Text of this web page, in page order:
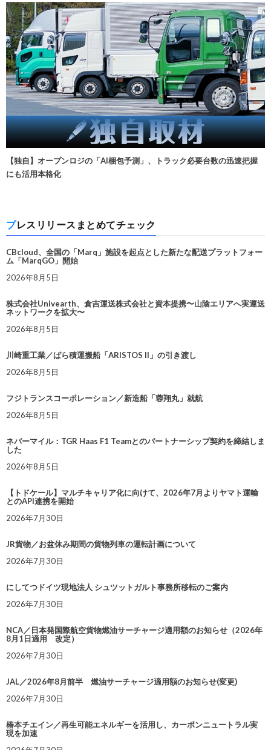
【独自】オープンロジの「AI梱包予測」、トラック必要台数の迅速把握
にも活用本格化
プレスリリースまとめてチェック
CBcloud、全国の「Marq」施設を起点とした新たな配送プラットフォー
ム「MarqGO」開始
2026年8月5日
株式会社Univearth、倉吉運送株式会社と資本提携〜山陰エリアへ実運送
ネットワークを拡大〜
2026年8月5日
川崎重工業／ばら積運搬船「ARISTOS II」の引き渡し
2026年8月5日
フジトランスコーポレーション／新造船「蓉翔丸」就航
2026年8月5日
ネバーマイル：TGR Haas F1 Teamとのパートナーシップ契約を締結しま
した
2026年8月5日
【トドケール】マルチキャリア化に向けて、2026年7月よりヤマト運輸
とのAPI連携を開始
2026年7月30日
JR貨物／お盆休み期間の貨物列車の運転計画について
2026年7月30日
にしてつドイツ現地法人 シュツットガルト事務所移転のご案内
2026年7月30日
NCA／日本発国際航空貨物燃油サーチャージ適用額のお知らせ（2026年
8月1日適用 改定）
2026年7月30日
JAL／2026年8月前半 燃油サーチャージ適用額のお知らせ(変更)
2026年7月30日
椿本チエイン／再生可能エネルギーを活用し、カーボンニュートラル実
現を加速